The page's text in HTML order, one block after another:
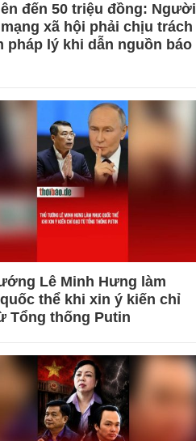
đến 50 triệu đồng: Người
xã hội phải chịu trách
pháp lý khi dẫn nguồn báo
Lê Minh Hưng làm
thể khi xin ý kiến chỉ
Tổng thống Putin